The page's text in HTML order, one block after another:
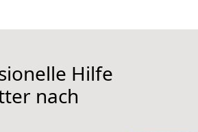
Hilfe
nach